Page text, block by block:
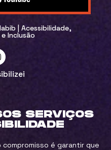
| Acessibilidade,
Inclusão
SERVIÇOS
compromisso é garantir que